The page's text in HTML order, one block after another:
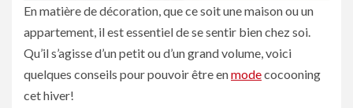
En matière de décoration, que ce soit une maison ou un
appartement, il est essentiel de se sentir bien chez soi.
Qu’il s’agisse d’un petit ou d’un grand volume, voici
quelques conseils pour pouvoir être enmodecocooning
cet hiver!